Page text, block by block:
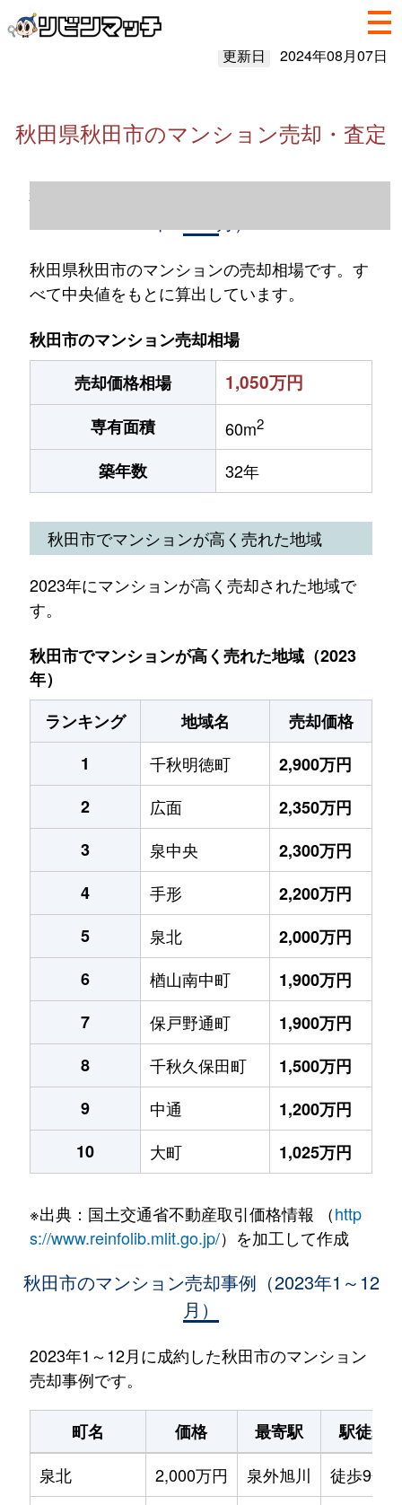
更新日 2024年08月07日
秋田県秋田市のマンション売却・査定
秋田県秋田市のマンション売却情報（2023
秋田県秋田市のマンションの売却相場です。す
べて中央値をもとに算出しています。
秋田市のマンション売却相場
売却価格相場
1,050万円
専有面積 60m2
築年数 32年
秋田市でマンションが高く売れた地域
2023年にマンションが高く売却された地域で
す。
秋田市でマンションが高く売れた地域（2023
年）
ランキング
地域名
売却価格
1
千秋明徳町
2,900万円
2
広面
2,350万円
3
泉中央
2,300万円
4
手形
2,200万円
5
泉北
2,000万円
6
楢山南中町
1,900万円
7
保戸野通町
1,900万円
8
千秋久保田町
1,500万円
9
中通
1,200万円
10
大町 1,025万円
※出典：国土交通省不動産取引価格情報 （http
s://www.reinfolib.mlit.go.jp/）を加工して作成
秋田市のマンション売却事例（2023年1～12
月）
2023年1～12月に成約した秋田市のマンション
売却事例です。
町名 価格 最寄駅
駅徒歩
泉北
2,000万円 泉外旭川
徒歩9分